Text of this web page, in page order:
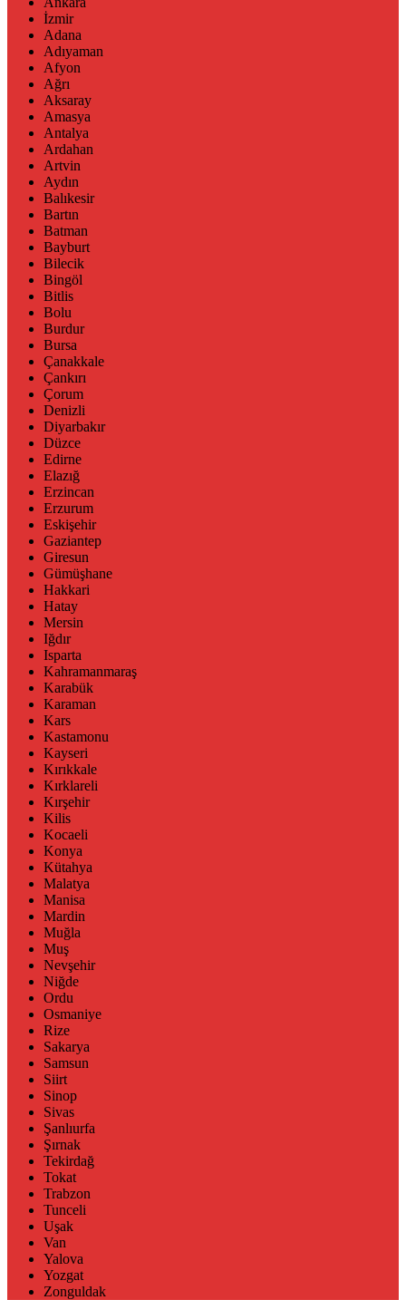
İzmir
Adana
Adıyaman
Afyon
Ağrı
Aksaray
Amasya
Antalya
Ardahan
Artvin
Aydın
Balıkesir
Bartın
Batman
Bayburt
Bilecik
Bingöl
Bitlis
Bolu
Burdur
Bursa
Çanakkale
Çankırı
Çorum
Denizli
Diyarbakır
Düzce
Edirne
Elazığ
Erzincan
Erzurum
Eskişehir
Gaziantep
Giresun
Gümüşhane
Hakkari
Hatay
Mersin
Iğdır
Isparta
Kahramanmaraş
Karabük
Karaman
Kars
Kastamonu
Kayseri
Kırıkkale
Kırklareli
Kırşehir
Kilis
Kocaeli
Konya
Kütahya
Malatya
Manisa
Mardin
Muğla
Muş
Nevşehir
Niğde
Ordu
Osmaniye
Rize
Sakarya
Samsun
Siirt
Sinop
Sivas
Şanlıurfa
Şırnak
Tekirdağ
Tokat
Trabzon
Tunceli
Uşak
Van
Yalova
Yozgat
Zonguldak